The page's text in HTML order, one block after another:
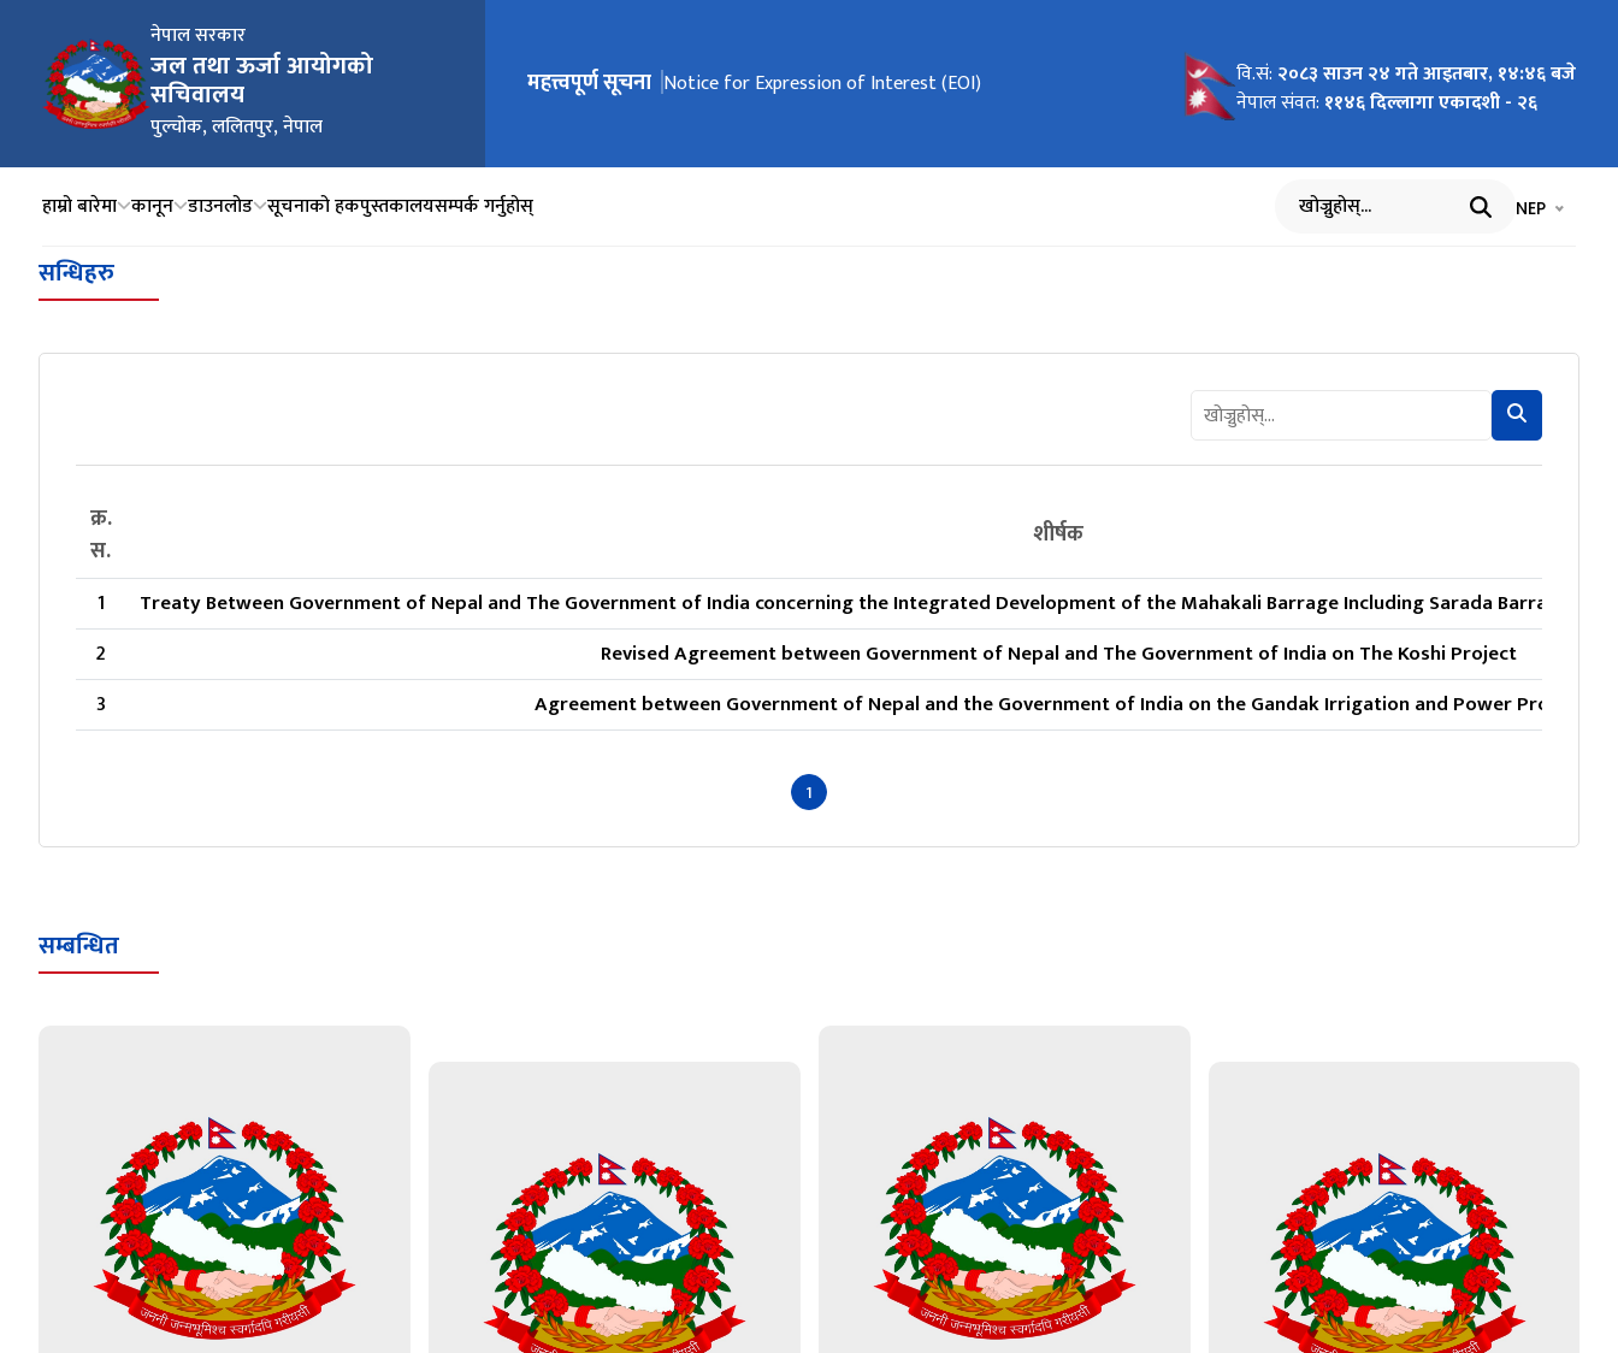
नेपाल सरकार
जल तथा ऊर्जा आयोगको
सचिवालय
पुल्चोक, ललितपुर, नेपाल
मुख्य नेभिगेसनमा जानुहोस्
महत्त्वपूर्ण सूचना Notice for Expression of Interest (EOI) वि.सं: २०८३ साउन २४ गते आइतबार, १४:४६ बजे
नेपाल संवत: ११४६ दिल्लागा एकादशी - २६
हाम्रो बारेमा कानून डाउनलोड सूचनाको हकपुस्तकालयसम्पर्क गर्नुहोस् खोज्नुहोस् भाषा चयन
NEP
सन्धिहरु
क्र.
स.
शीर्षक
1
Treaty Between Government of Nepal and The Government of India concerning the Integrated Development of the Mahakali Barrage Including Sarada Barrage,
2
Revised Agreement between Government of Nepal and The Government of India on The Koshi Project
3
Agreement between Government of Nepal and the Government of India on the Gandak Irrigation and Power Project
1
सम्बन्धित